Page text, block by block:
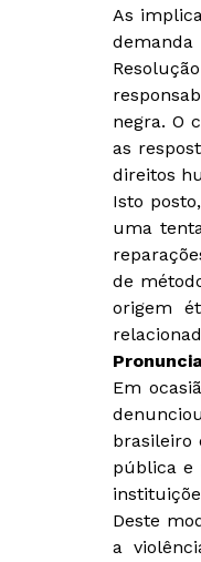
As
negra. O
as
direitos
Isto
uma
de
origem
Em
brasileiro
pública e
Deste
a